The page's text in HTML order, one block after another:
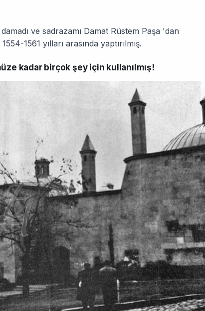
ve sadrazamı Damat Rüstem Paşa 'dan
1561 yılları arasında yaptırılmış.
kadar birçok şey için kullanılmış!